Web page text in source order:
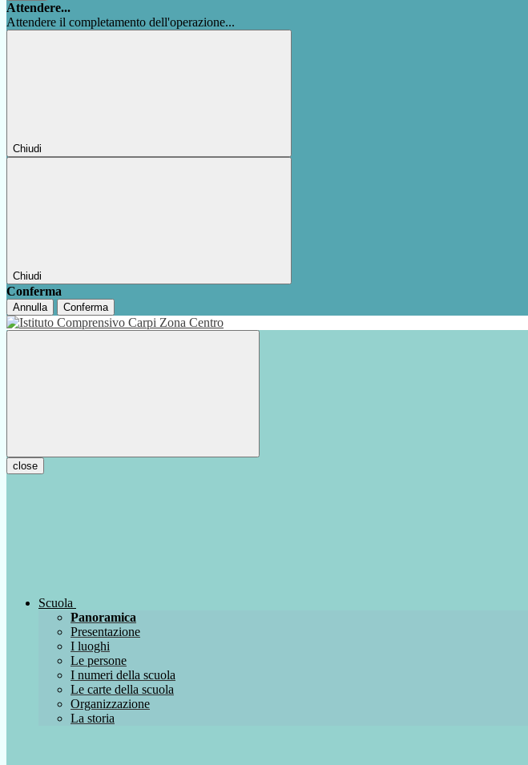
Attendere...
Attendere il completamento dell'operazione...
Chiudi
Chiudi
Conferma
Annulla Conferma
close
Scuola
Panoramica
Presentazione
I luoghi
Le persone
I numeri della scuola
Le carte della scuola
Organizzazione
La storia